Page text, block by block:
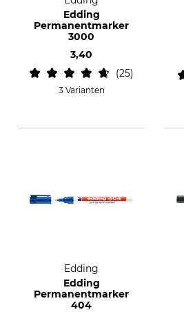
Edding
Permanentmarker
3000
3,40
25
3 Varianten
Edding
Edding
Permanentmarker
404